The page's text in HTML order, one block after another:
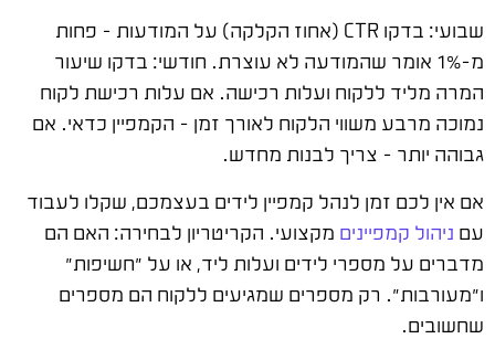
שבועי: בדקו CTR (אחוז הקלקה) על המודעות – פחות
מ-1% אומר שהמודעה לא עוצרת. חודשי: בדקו שיעור
המרה מליד ללקוח ועלות רכישה. אם עלות רכישת לקוח
נמוכה מרבע משווי הלקוח לאורך זמן – הקמפיין כדאי. אם
גבוהה יותר – צריך לבנות מחדש.
אם אין לכם זמן לנהל קמפיין לידים בעצמכם, שקלו לעבוד
עם ניהול קמפיינים מקצועי. הקריטריון לבחירה: האם הם
מדברים על מספרי לידים ועלות ליד, או על "חשיפות"
ו"מעורבות". רק מספרים שמגיעים ללקוח הם מספרים
שחשובים.